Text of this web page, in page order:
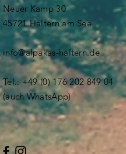
Neuer Kamp 30
​​45721 Haltern am See
info@alpakas-haltern.de
Tel.: +49 (0) 176 202 849 04
(auch WhatsApp)